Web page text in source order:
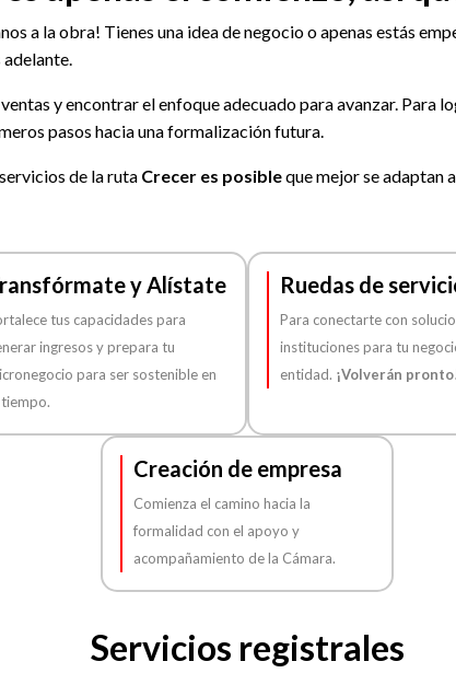
a la obra! Tienes una idea de negocio o apenas estás
y encontrar el enfoque adecuado para avanzar.
pasos hacia una formalización futura.
de la ruta Crecer es posibleque mejor se adaptan
y Alístate
tus capacidades para
ingresos y prepara tu
para ser sostenible en
tiempo.
Ruedas de
Para conectarte con
instituciones para tu
entidad. ¡Volverán
Creación de empresa
Comienza el camino hacia la
formalidad con el apoyo y
acompañamiento de la Cámara.
Servicios registrales